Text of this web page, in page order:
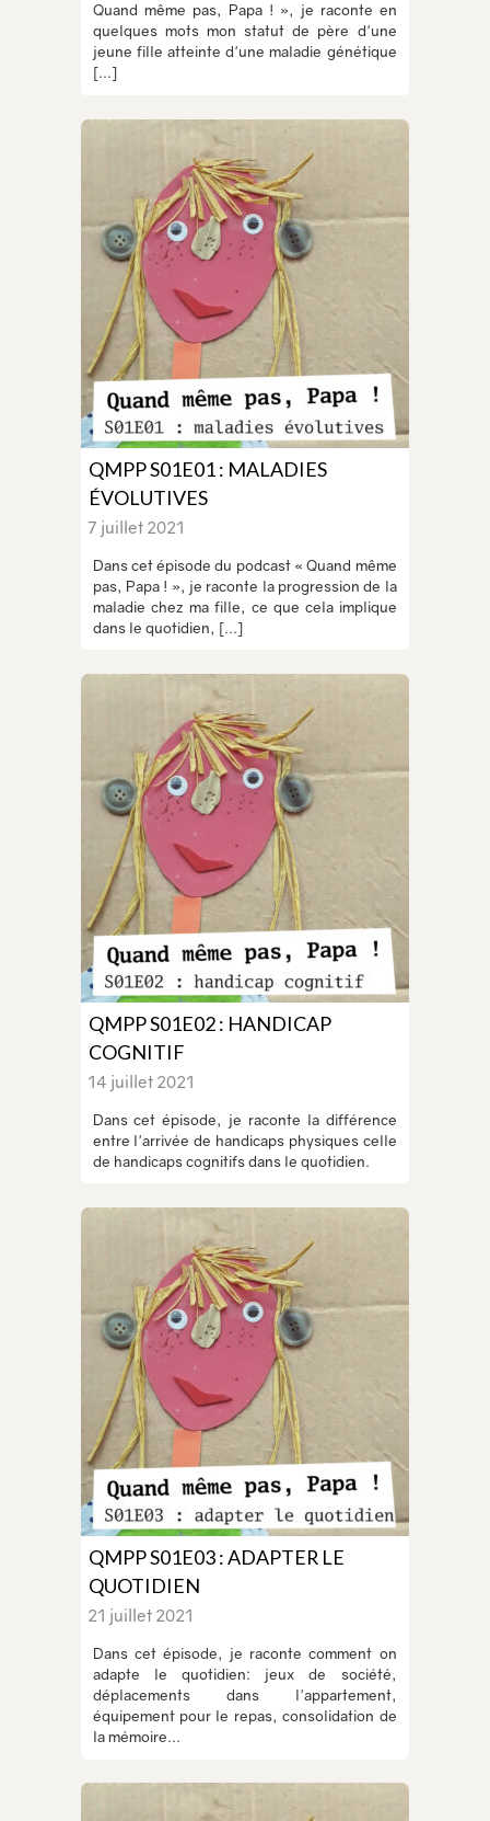
Quand même pas, Papa ! », je raconte en
quelques mots mon statut de père d'une
jeune fille atteinte d'une maladie génétique
[...]
QMPP S01E01 : MALADIES
ÉVOLUTIVES
7 juillet 2021
Dans cet épisode du podcast « Quand même
pas, Papa ! », je raconte la progression de la
maladie chez ma fille, ce que cela implique
dans le quotidien, [...]
QMPP S01E02 : HANDICAP
COGNITIF
14 juillet 2021
Dans cet épisode, je raconte la différence
entre l'arrivée de handicaps physiques celle
de handicaps cognitifs dans le quotidien.
QMPP S01E03 : ADAPTER LE
QUOTIDIEN
21 juillet 2021
Dans cet épisode, je raconte comment on
adapte le quotidien: jeux de société,
déplacements dans l'appartement,
équipement pour le repas, consolidation de
la mémoire...